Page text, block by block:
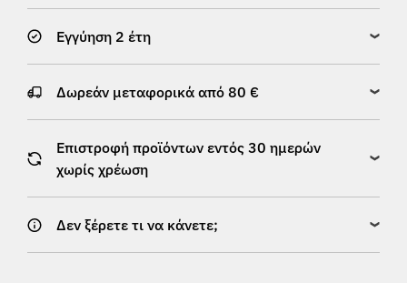
Εγγύηση 2 έτη
Δωρεάν μεταφορικά από 80 €
Επιστροφή προϊόντων εντός 30 ημερών
χωρίς χρέωση
Δεν ξέρετε τι να κάνετε;